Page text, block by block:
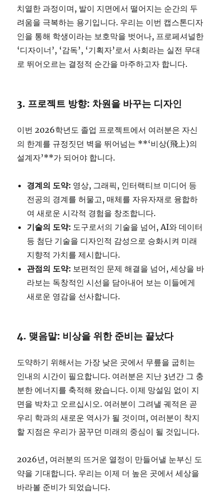
치열한 과정이며, 발이 지면에서 떨어지는 순간의 두
려움을 극복하는 용기입니다. 우리는 이번 캡스톤디자
인을 통해 학생이라는 보호막을 벗어나, 프로페셔널한
‘디자이너’, ‘감독’, ‘기획자’로서 사회라는 실전 무대
로 뛰어오르는 결정적 순간을 마주하고자 합니다.
3. 프로젝트 방향: 차원을 바꾸는 디자인
이번 2026학년도 졸업 프로젝트에서 여러분은 자신
의 한계를 규정짓던 벽을 뛰어넘는 **‘비상(飛上)의
설계자’**가 되어야 합니다.
경계의 도약: 영상, 그래픽, 인터랙티브 미디어 등
전공의 경계를 허물고, 매체를 자유자재로 융합하
여 새로운 시각적 경험을 창조합니다.
기술의 도약: 도구로서의 기술을 넘어, AI와 데이터
등 첨단 기술을 디자인적 감성으로 승화시켜 미래
지향적 가치를 제시합니다.
관점의 도약: 보편적인 문제 해결을 넘어, 세상을 바
라보는 독창적인 시선을 담아내어 보는 이들에게
새로운 영감을 선사합니다.
4. 맺음말: 비상을 위한 준비는 끝났다
도약하기 위해서는 가장 낮은 곳에서 무릎을 굽히는
인내의 시간이 필요합니다. 여러분은 지난 3년간 그 충
분한 에너지를 축적해 왔습니다. 이제 망설임 없이 지
면을 박차고 오르십시오. 여러분이 그려낼 궤적은 곧
우리 학과의 새로운 역사가 될 것이며, 여러분이 착지
할 지점은 우리가 꿈꾸던 미래의 중심이 될 것입니다.
2026년, 여러분의 뜨거운 열정이 만들어낼 눈부신 도
약을 기대합니다. 우리는 이제 더 높은 곳에서 세상을
바라볼 준비가 되었습니다.